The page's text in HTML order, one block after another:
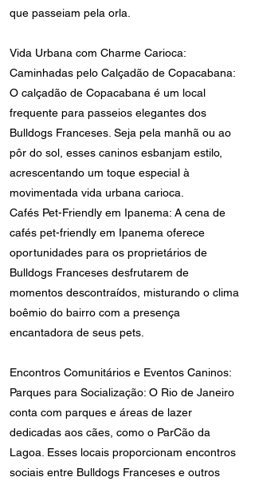
que passeiam pela orla.
Vida Urbana com Charme Carioca:
Caminhadas pelo Calçadão de Copacabana:
O calçadão de Copacabana é um local
frequente para passeios elegantes dos
Bulldogs Franceses. Seja pela manhã ou ao
pôr do sol, esses caninos esbanjam estilo,
acrescentando um toque especial à
movimentada vida urbana carioca.
Cafés Pet-Friendly em Ipanema: A cena de
cafés pet-friendly em Ipanema oferece
oportunidades para os proprietários de
Bulldogs Franceses desfrutarem de
momentos descontraídos, misturando o clima
boêmio do bairro com a presença
encantadora de seus pets.
Encontros Comunitários e Eventos Caninos:
Parques para Socialização: O Rio de Janeiro
conta com parques e áreas de lazer
dedicadas aos cães, como o ParCão da
Lagoa. Esses locais proporcionam encontros
sociais entre Bulldogs Franceses e outros